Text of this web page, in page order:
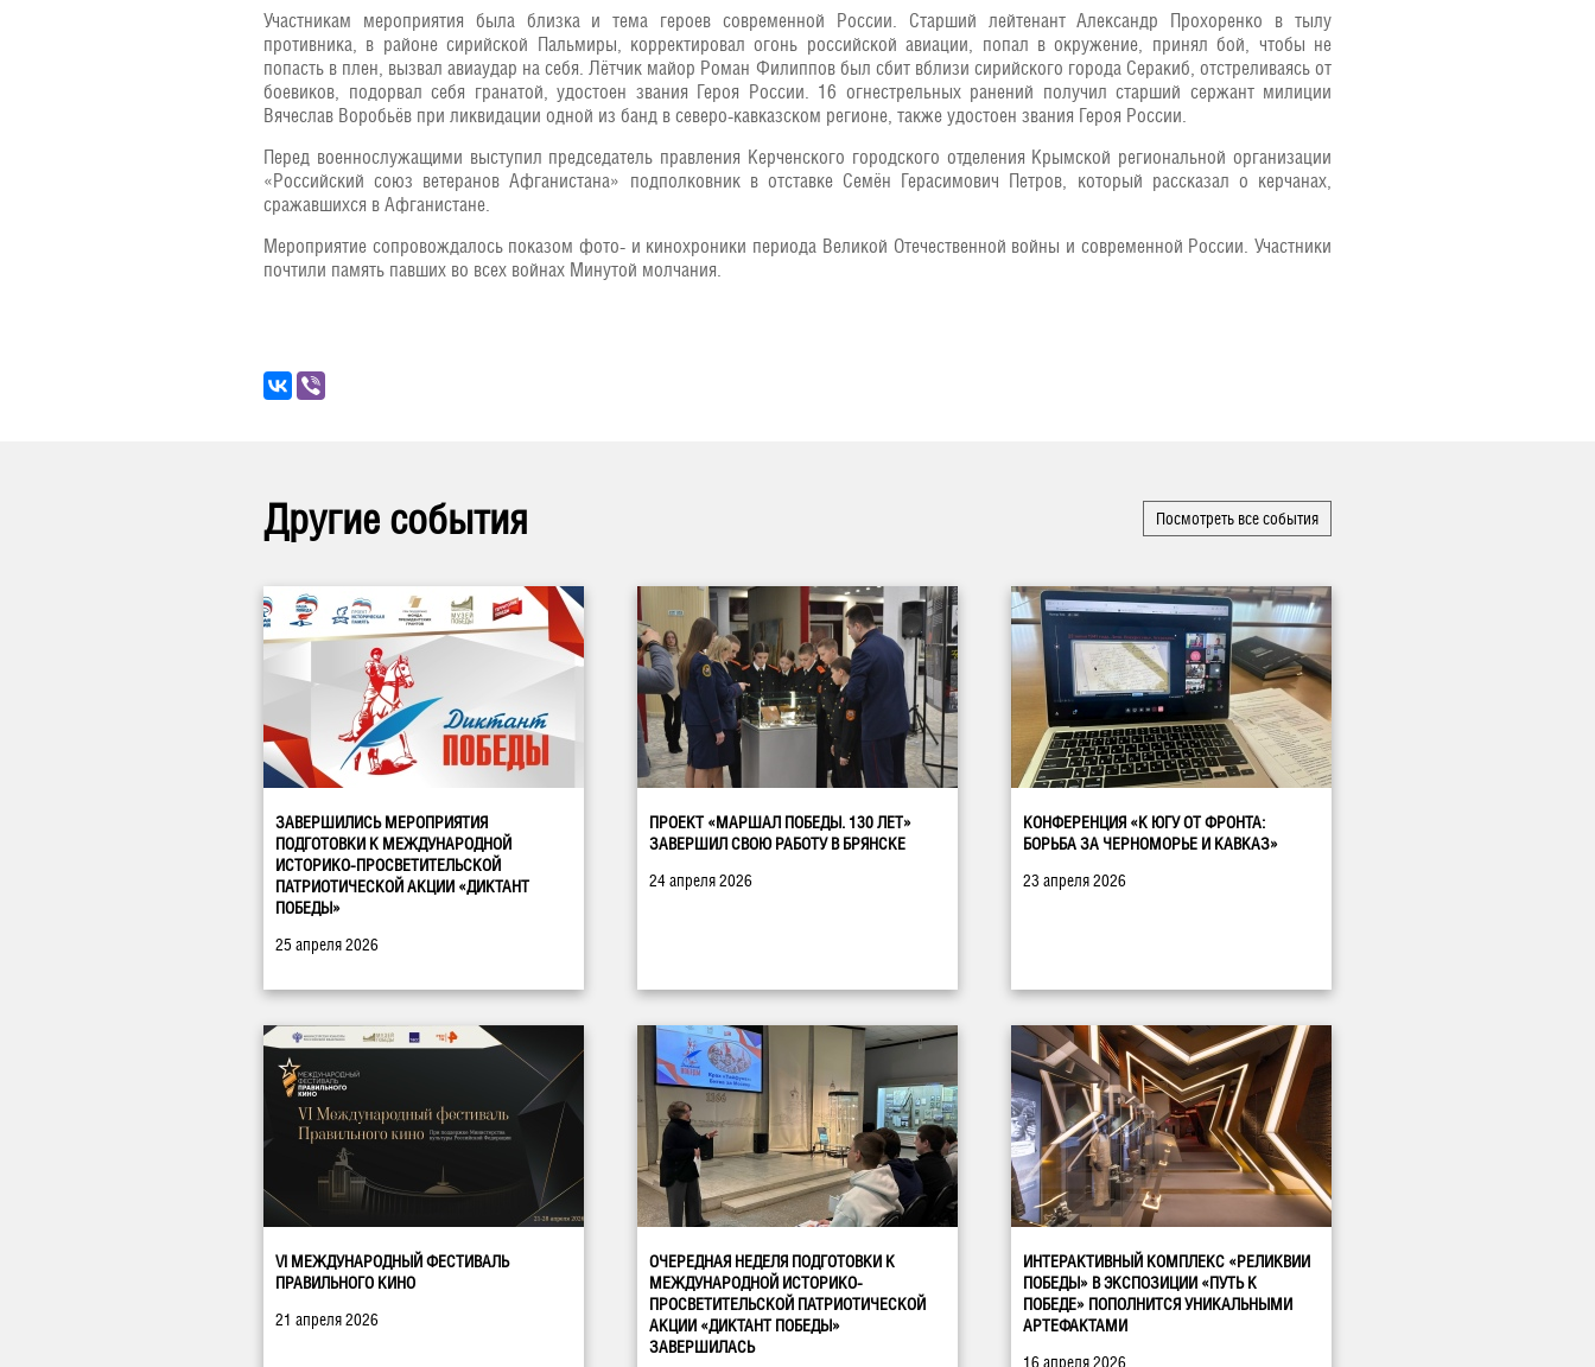
Участникам мероприятия была близка и тема героев современной России. Старший лейтенант Александр Прохоренко в тылу
противника, в районе сирийской Пальмиры, корректировал огонь российской авиации, попал в окружение, принял бой, чтобы не
попасть в плен, вызвал авиаудар на себя. Лётчик майор Роман Филиппов был сбит вблизи сирийского города Серакиб, отстреливаясь от
боевиков, подорвал себя гранатой, удостоен звания Героя России. 16 огнестрельных ранений получил старший сержант милиции
Вячеслав Воробьёв при ликвидации одной из банд в северо-кавказском регионе, также удостоен звания Героя России.
Перед военнослужащими выступил председатель правления Керченского городского отделения Крымской региональной организации
«Российский союз ветеранов Афганистана» подполковник в отставке Семён Герасимович Петров, который рассказал о керчанах,
сражавшихся в Афганистане.
Мероприятие сопровождалось показом фото- и кинохроники периода Великой Отечественной войны и современной России. Участники
почтили память павших во всех войнах Минутой молчания.
Другие события Посмотреть все события
ЗАВЕРШИЛИСЬ МЕРОПРИЯТИЯ
ПОДГОТОВКИ К МЕЖДУНАРОДНОЙ
ИСТОРИКО-ПРОСВЕТИТЕЛЬСКОЙ
ПАТРИОТИЧЕСКОЙ АКЦИИ «ДИКТАНТ
ПОБЕДЫ»
25 апреля 2026
ПРОЕКТ «МАРШАЛ ПОБЕДЫ. 130 ЛЕТ»
ЗАВЕРШИЛ СВОЮ РАБОТУ В БРЯНСКЕ
24 апреля 2026
КОНФЕРЕНЦИЯ «К ЮГУ ОТ ФРОНТА:
БОРЬБА ЗА ЧЕРНОМОРЬЕ И КАВКАЗ»
23 апреля 2026
VI МЕЖДУНАРОДНЫЙ ФЕСТИВАЛЬ
ПРАВИЛЬНОГО КИНО
21 апреля 2026
ОЧЕРЕДНАЯ НЕДЕЛЯ ПОДГОТОВКИ К
МЕЖДУНАРОДНОЙ ИСТОРИКО-
ПРОСВЕТИТЕЛЬСКОЙ ПАТРИОТИЧЕСКОЙ
АКЦИИ «ДИКТАНТ ПОБЕДЫ»
ЗАВЕРШИЛАСЬ
ИНТЕРАКТИВНЫЙ КОМПЛЕКС «РЕЛИКВИИ
ПОБЕДЫ» В ЭКСПОЗИЦИИ «ПУТЬ К
ПОБЕДЕ» ПОПОЛНИТСЯ УНИКАЛЬНЫМИ
АРТЕФАКТАМИ
16 апреля 2026